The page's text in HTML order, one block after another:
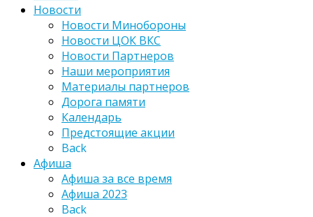
Новости
Новости Минобороны
Новости ЦОК ВКС
Новости Партнеров
Наши мероприятия
Материалы партнеров
Дорога памяти
Календарь
Предстоящие акции
Back
Афиша
Афиша за все время
Афиша 2023
Back